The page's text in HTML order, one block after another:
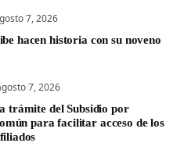
7, 2026
hacen historia con su noveno
7, 2026
trámite del Subsidio por
para facilitar acceso de los